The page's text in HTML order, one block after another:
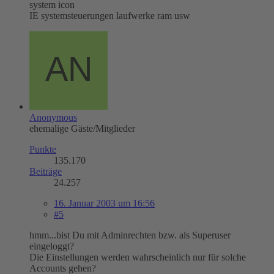
system icon
IE systemsteuerungen laufwerke ram usw
Anonymous
ehemalige Gäste/Mitglieder
Punkte
135.170
Beiträge
24.257
16. Januar 2003 um 16:56
#5
hmm...bist Du mit Adminrechten bzw. als Superuser
eingeloggt?
Die Einstellungen werden wahrscheinlich nur für solche
Accounts gehen?